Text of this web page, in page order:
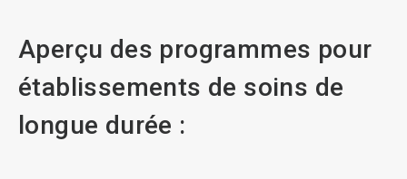
Aperçu des programmes pour
établissements de soins de
longue durée :